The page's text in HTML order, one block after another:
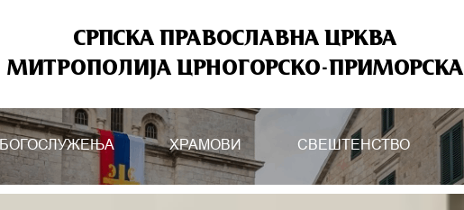
СРПСКА ПРАВОСЛАВНА ЦРКВА
МИТРОПОЛИЈА ЦРНОГОРСКО-ПРИМОРСКА
БОГОСЛУЖЕЊА ХРАМОВИ СВЕШТЕНСТВО